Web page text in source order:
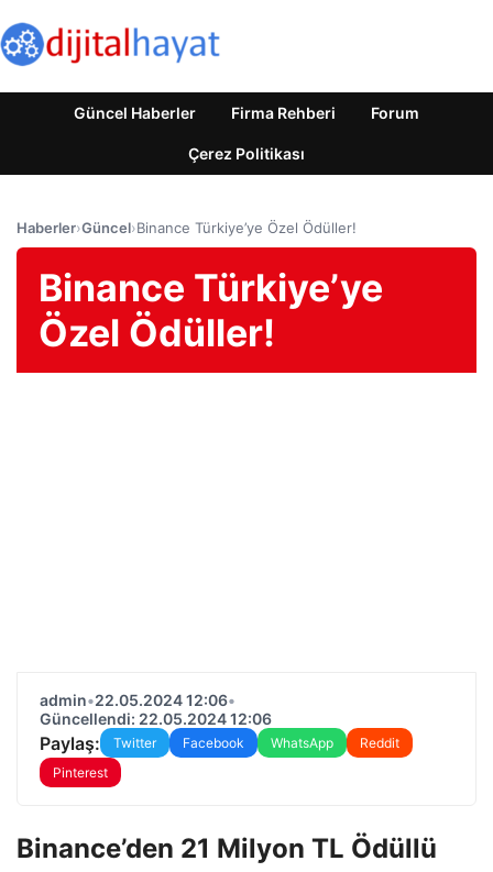
Güncel Haberler Firma Rehberi Forum
Çerez Politikası
Haberler›Güncel›Binance Türkiye’ye Özel Ödüller!
Binance Türkiye’ye
Özel Ödüller!
admin•22.05.2024 12:06•
Güncellendi: 22.05.2024 12:06
Paylaş: Twitter Facebook WhatsApp
Reddit
Pinterest
Binance’den 21 Milyon TL Ödüllü